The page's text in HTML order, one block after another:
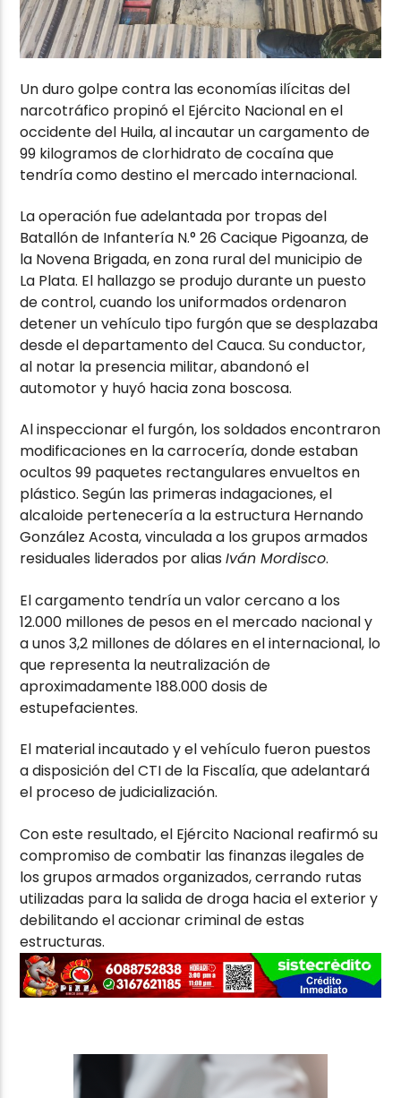
Un duro golpe contra las economías ilícitas del
narcotráfico propinó el Ejército Nacional en el
occidente del Huila, al incautar un cargamento de
99 kilogramos de clorhidrato de cocaína que
tendría como destino el mercado internacional.
La operación fue adelantada por tropas del
Batallón de Infantería N.° 26 Cacique Pigoanza, de
la Novena Brigada, en zona rural del municipio de
La Plata. El hallazgo se produjo durante un puesto
de control, cuando los uniformados ordenaron
detener un vehículo tipo furgón que se desplazaba
desde el departamento del Cauca. Su conductor,
al notar la presencia militar, abandonó el
automotor y huyó hacia zona boscosa.
Al inspeccionar el furgón, los soldados encontraron
modificaciones en la carrocería, donde estaban
ocultos 99 paquetes rectangulares envueltos en
plástico. Según las primeras indagaciones, el
alcaloide pertenecería a la estructura Hernando
González Acosta, vinculada a los grupos armados
residuales liderados por aliasIván Mordisco.
El cargamento tendría un valor cercano a los
12.000 millones de pesos en el mercado nacional y
a unos 3,2 millones de dólares en el internacional, lo
que representa la neutralización de
aproximadamente 188.000 dosis de
estupefacientes.
El material incautado y el vehículo fueron puestos
a disposición del CTI de la Fiscalía, que adelantará
el proceso de judicialización.
Con este resultado, el Ejército Nacional reafirmó su
compromiso de combatir las finanzas ilegales de
los grupos armados organizados, cerrando rutas
utilizadas para la salida de droga hacia el exterior y
debilitando el accionar criminal de estas
estructuras.